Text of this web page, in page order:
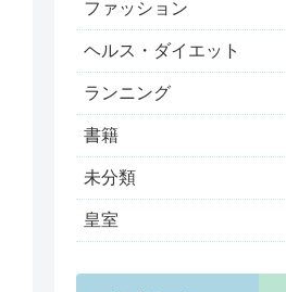
ファッション
ヘルス・ダイエット
ランニング
書籍
未分類
皇室